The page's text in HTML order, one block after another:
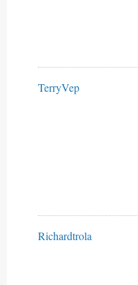
TerryVep
Richardtrola